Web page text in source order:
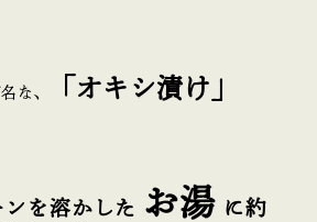
な、 「オキシ漬け」
を溶かした お湯 に約